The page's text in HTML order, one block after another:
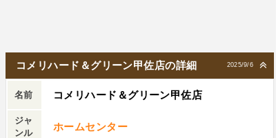
2025/9/6
コメリハード＆グリーン甲佐店の詳細
名前 コメリハード＆グリーン甲佐店
ジャ
ンル
ホームセンター